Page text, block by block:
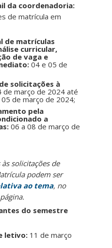
da coordenadoria:
de matrícula em
de matrículas
curricular,
de vaga e
04 e 05 de
solicitações à
de março de 2024 até
de março de 2024;
pela
a
06 a 08 de março de
solicitações de
podem ser
ao tema, no
do semestre
letivo: 11 de março